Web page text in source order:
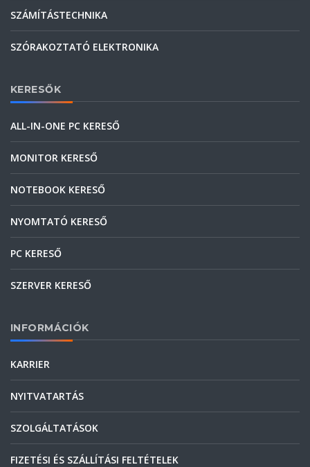
SZÁMÍTÁSTECHNIKA
SZÓRAKOZTATÓ ELEKTRONIKA
KERESŐK
ALL-IN-ONE PC KERESŐ
MONITOR KERESŐ
NOTEBOOK KERESŐ
NYOMTATÓ KERESŐ
PC KERESŐ
SZERVER KERESŐ
INFORMÁCIÓK
KARRIER
NYITVATARTÁS
SZOLGÁLTATÁSOK
FIZETÉSI ÉS SZÁLLÍTÁSI FELTÉTELEK